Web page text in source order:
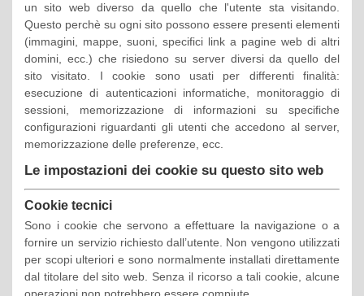
un sito web diverso da quello che l'utente sta visitando.
Questo perchè su ogni sito possono essere presenti elementi
(immagini, mappe, suoni, specifici link a pagine web di altri
domini, ecc.) che risiedono su server diversi da quello del
sito visitato. I cookie sono usati per differenti finalità:
esecuzione di autenticazioni informatiche, monitoraggio di
sessioni, memorizzazione di informazioni su specifiche
configurazioni riguardanti gli utenti che accedono al server,
memorizzazione delle preferenze, ecc.
Le impostazioni dei cookie su questo sito web
Cookie tecnici
Sono i cookie che servono a effettuare la navigazione o a
fornire un servizio richiesto dall’utente. Non vengono utilizzati
per scopi ulteriori e sono normalmente installati direttamente
dal titolare del sito web. Senza il ricorso a tali cookie, alcune